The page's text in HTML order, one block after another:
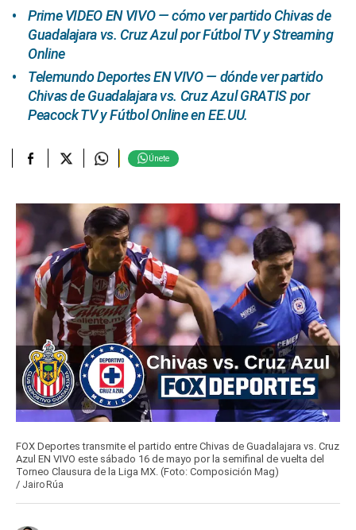
Prime VIDEO EN VIVO — cómo ver partido Chivas de
Guadalajara vs. Cruz Azul por Fútbol TV y Streaming
Online
Telemundo Deportes EN VIVO — dónde ver partido
Chivas de Guadalajara vs. Cruz Azul GRATIS por
Peacock TV y Fútbol Online en EE.UU.
Únete
FOX Deportes transmite el partido entre Chivas de Guadalajara vs. Cruz
Azul EN VIVO este sábado 16 de mayo por la semifinal de vuelta del
Torneo Clausura de la Liga MX. (Foto: Composición Mag)
/ Jairo Rúa